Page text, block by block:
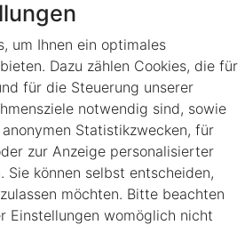
um Ihnen ein optimales
Dazu zählen Cookies, die für
für die Steuerung unserer
notwendig sind, sowie
Statistikzwecken, für
zur Anzeige personalisierter
Sie können selbst entscheiden,
möchten. Bitte beachten
Einstellungen womöglich nicht